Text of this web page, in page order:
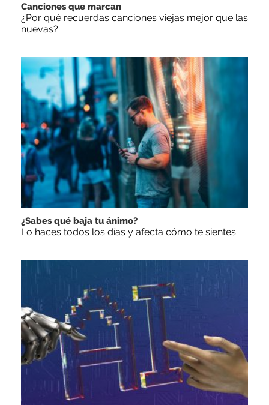
Canciones que marcan
¿Por qué recuerdas canciones viejas mejor que las
nuevas?
¿Sabes qué baja tu ánimo?
Lo haces todos los días y afecta cómo te sientes